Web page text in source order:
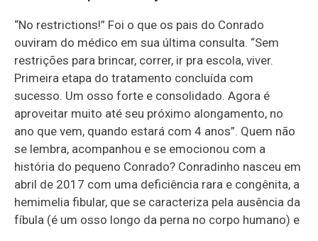
“No restrictions!” Foi o que os pais do Conrado
ouviram do médico em sua última consulta. “Sem
restrições para brincar, correr, ir pra escola, viver.
Primeira etapa do tratamento concluída com
sucesso. Um osso forte e consolidado. Agora é
aproveitar muito até seu próximo alongamento, no
ano que vem, quando estará com 4 anos”. Quem não
se lembra, acompanhou e se emocionou com a
história do pequeno Conrado? Conradinho nasceu em
abril de 2017 com uma deficiência rara e congênita, a
hemimelia fibular, que se caracteriza pela ausência da
fíbula (é um osso longo da perna no corpo humano) e